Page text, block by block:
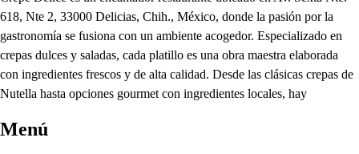
618, Nte 2, 33000 Delicias, Chih., México, donde la pasión por la
gastronomía se fusiona con un ambiente acogedor. Especializado en
crepas dulces y saladas, cada platillo es una obra maestra elaborada
con ingredientes frescos y de alta calidad. Desde las clásicas crepas de
Nutella hasta opciones gourmet con ingredientes locales, hay
Menú